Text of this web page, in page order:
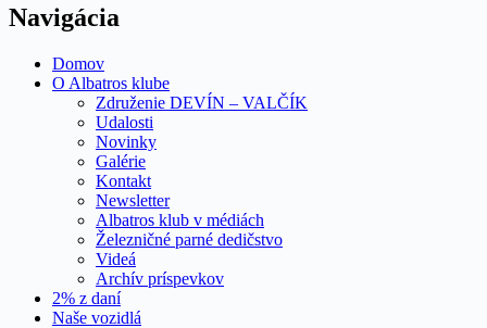
Navigácia
Domov
O Albatros klube
Združenie DEVÍN – VALČÍK
Udalosti
Novinky
Galérie
Kontakt
Newsletter
Albatros klub v médiách
Železničné parné dedičstvo
Videá
Archív príspevkov
2% z daní
Naše vozidlá